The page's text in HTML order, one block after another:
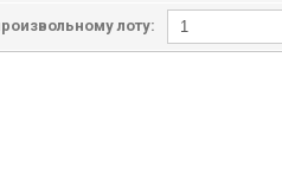
лоту: